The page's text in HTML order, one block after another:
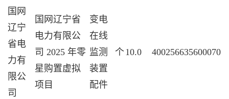
国网
辽宁
省电
力有
限公
司
国网辽宁省
电力有限公
司 2025 年零
星购置虚拟
项目
变电
在线
监测
装置
配件
个 10.0 400256635600070